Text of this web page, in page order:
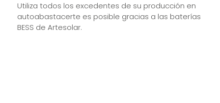
Utiliza todos los excedentes de su producción en
autoabastacerte es posible gracias a las baterías
BESS de Artesolar.